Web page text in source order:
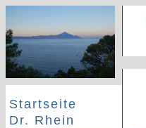
Startseite
Dr. Rhein